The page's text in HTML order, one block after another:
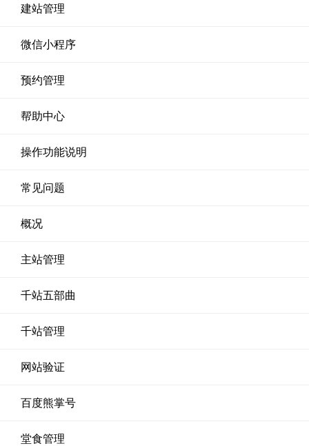
建站管理
微信小程序
预约管理
帮助中心
操作功能说明
常见问题
概况
主站管理
千站五部曲
千站管理
网站验证
百度熊掌号
堂食管理